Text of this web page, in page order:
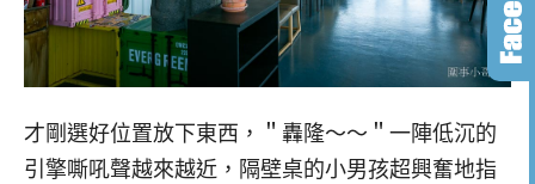
才剛選好位置放下東西，＂轟隆～～＂一陣低沉的
引擎嘶吼聲越來越近，隔壁桌的小男孩超興奮地指